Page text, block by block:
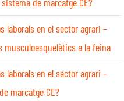
laborals en el sector agrari –
musculoesquelètics a la feina
laborals en el sector agrari –
marcatge CE?